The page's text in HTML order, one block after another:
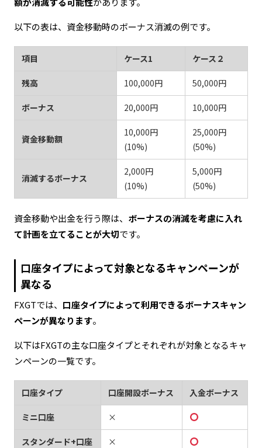
以下の表は、資金移動時のボーナス消滅の例です。
項目 ケース1 ケース２
残高 100,000円 50,000円
ボーナス 20,000円 10,000円
資金移動額
10,000円
(10%)
25,000円
(50%)
消滅するボーナス
2,000円
(10%)
5,000円
(50%)
資金移動や出金を行う際は、 ボーナスの消滅を考慮に入れ
て計画を立てることが大切です。
口座タイプによって対象となるキャンペーンが
異なる
FXGTでは、 口座タイプによって利用できるボーナスキャン
ペーンが異なります。
以下はFXGTの主な口座タイプとそれぞれが対象となるキャ
ンペーンの一覧です。
口座タイプ 口座開設ボーナス 入金ボーナス
ミニ口座 ×
スタンダード+口座 ×